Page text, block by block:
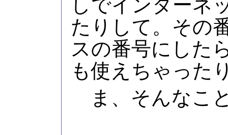
しでインターネ
たりして。その
スの番号にした
も使えちゃった
ま、そんなこ